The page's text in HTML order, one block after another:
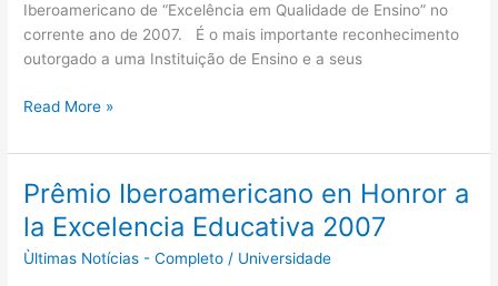
Iberoamericano de “Excelência em Qualidade de Ensino” no
corrente ano de 2007. É o mais importante reconhecimento
outorgado a uma Instituição de Ensino e a seus
Read More »
Prêmio Iberoamericano en Honror a
la Excelencia Educativa 2007
Ùltimas Notícias - Completo / Universidade
Prêmio
Iberoamericano
en
Honror